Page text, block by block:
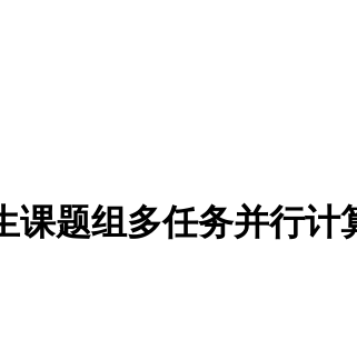
课题组多任务并行计